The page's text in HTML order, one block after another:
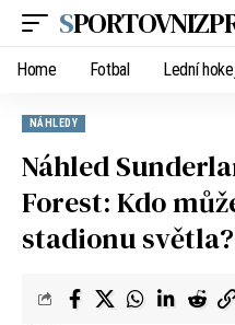
Home Fotbal Lední
NÁHLEDY
Náhled
Forest: Kdo
stadionu světla?